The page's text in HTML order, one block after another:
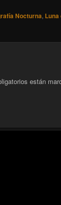
Nocturna,
están